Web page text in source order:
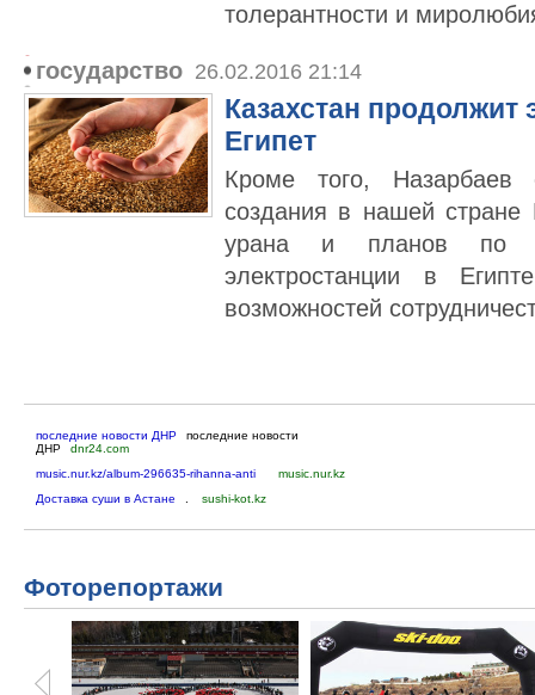
толерантности и
государство 26.02.2016 21:14
Казахстан продолжит
Египет
Кроме того,
создания в нашей стране
урана и планов по
электростанции в
возможностей
последние новости ДНР
последние новости
ДНР
dnr24.com
music.nur.kz/album-296635-rihanna-anti
music.nur.kz
Доставка суши в Астане
sushi-kot.kz
Фоторепортажи